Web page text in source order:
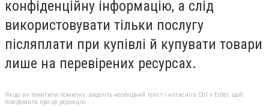
конфіденційну інформацію, а слід
використовувати тільки послугу
післяплати при купівлі й купувати товари
лише на перевірених ресурсах.
Якщо ви помітили помилку, виділіть необхідний текст і натисніть Ctrl + Enter, щоб
повідомити про це редакцію